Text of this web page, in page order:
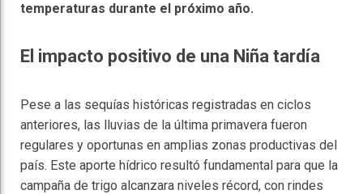
temperaturas durante el próximo año.
El impacto positivo de una Niña tardía
Pese a las sequías históricas registradas en ciclos
anteriores, las lluvias de la última primavera fueron
regulares y oportunas en amplias zonas productivas del
país. Este aporte hídrico resultó fundamental para que la
campaña de trigo alcanzara niveles récord, con rindes